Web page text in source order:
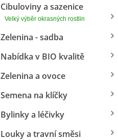
Cibuloviny a sazenice
Velký výběr okrasných rostlin
Zelenina - sadba
Nabídka v BIO kvalitě
Zelenina a ovoce
Semena na klíčky
Bylinky a léčivky
Louky a travní směsi